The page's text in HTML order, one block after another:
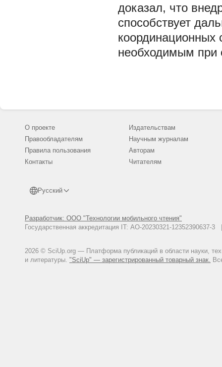
доказал, что
способствует
координационных
необходимым при
О проекте
Правообладателям
Правила пользования
Контакты
Русский
Разработчик: ООО "Технологии мобильного чтения"
Государственная аккредитация IT: АО-20230321-
2026 © SciUp.org — Платформа публикаций в области науки,
и литературы. "SciUp" — зарегистрированный товарный знак.
Издательствам
Научным журналам
Авторам
Читателям